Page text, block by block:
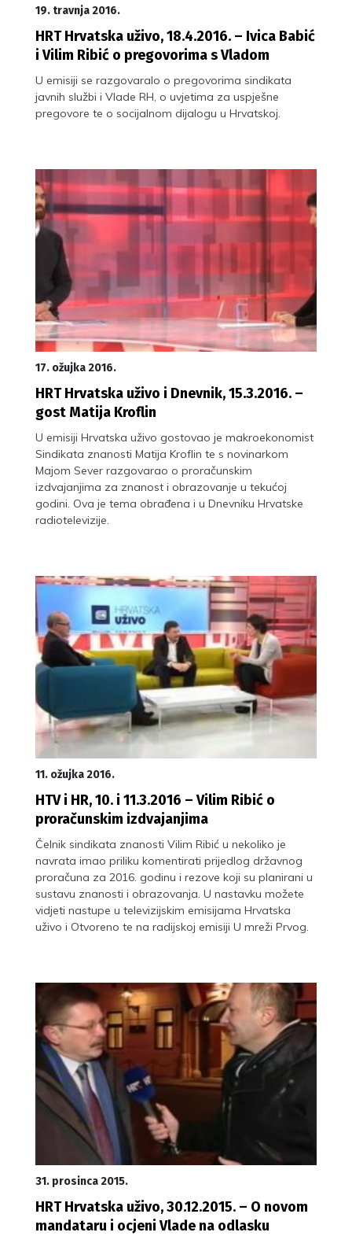
19. travnja 2016.
HRT Hrvatska uživo, 18.4.2016. – Ivica Babić
i Vilim Ribić o pregovorima s Vladom
U emisiji se razgovaralo o pregovorima sindikata
javnih službi i Vlade RH, o uvjetima za uspješne
pregovore te o socijalnom dijalogu u Hrvatskoj.
17. ožujka 2016.
HRT Hrvatska uživo i Dnevnik, 15.3.2016. –
gost Matija Kroflin
U emisiji Hrvatska uživo gostovao je makroekonomist
Sindikata znanosti Matija Kroflin te s novinarkom
Majom Sever razgovarao o proračunskim
izdvajanjima za znanost i obrazovanje u tekućoj
godini. Ova je tema obrađena i u Dnevniku Hrvatske
radiotelevizije.
11. ožujka 2016.
HTV i HR, 10. i 11.3.2016 – Vilim Ribić o
proračunskim izdvajanjima
Čelnik sindikata znanosti Vilim Ribić u nekoliko je
navrata imao priliku komentirati prijedlog državnog
proračuna za 2016. godinu i rezove koji su planirani u
sustavu znanosti i obrazovanja. U nastavku možete
vidjeti nastupe u televizijskim emisijama Hrvatska
uživo i Otvoreno te na radijskoj emisiji U mreži Prvog.
31. prosinca 2015.
HRT Hrvatska uživo, 30.12.2015. – O novom
mandataru i ocjeni Vlade na odlasku